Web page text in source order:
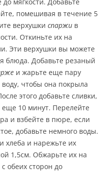
помешивая в течение 5
верхушки спаржи в
Откиньте их на
Эти верхушки вы можете
блюда. Добавьте резаный
и жарьте еще пару
чтобы она покрыла
этого добавьте сливки,
10 минут. Перелейте
и взбейте в пюре, если
добавьте немного воды.
хлеба и нарежьте их
1,5см. Обжарьте их на
обеих сторон до